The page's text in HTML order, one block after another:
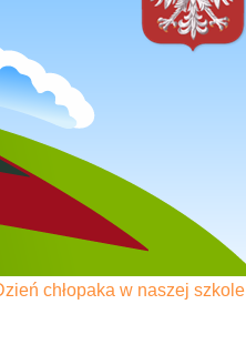
chłopaka w naszej szkole